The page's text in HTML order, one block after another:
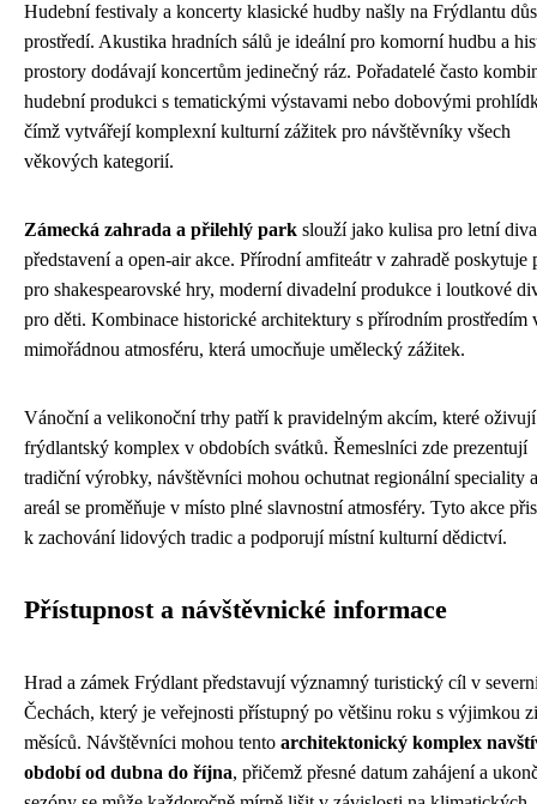
Hudební festivaly a koncerty klasické hudby našly na Frýdlantu
prostředí. Akustika hradních sálů je ideální pro komorní hudbu a
prostory dodávají koncertům jedinečný ráz. Pořadatelé často
hudební produkci s tematickými výstavami nebo dobovými
čímž vytvářejí komplexní kulturní zážitek pro návštěvníky všech
věkových kategorií.
Zámecká zahrada a přilehlý park slouží jako kulisa pro letní
představení a open-air akce. Přírodní amfiteátr v zahradě poskytuje
pro shakespearovské hry, moderní divadelní produkce i loutkové
pro děti. Kombinace historické architektury s přírodním prostředím
mimořádnou atmosféru, která umocňuje umělecký zážitek.
Vánoční a velikonoční trhy patří k pravidelným akcím, které oživují
frýdlantský komplex v obdobích svátků. Řemeslníci zde prezentují
tradiční výrobky, návštěvníci mohou ochutnat regionální speciality
areál se proměňuje v místo plné slavnostní atmosféry. Tyto akce
k zachování lidových tradic a podporují místní kulturní dědictví.
Přístupnost a návštěvnické informace
Hrad a zámek Frýdlant představují významný turistický cíl v
Čechách, který je veřejnosti přístupný po většinu roku s výjimkou
měsíců. Návštěvníci mohou tento architektonický komplex
období od dubna do října, přičemž přesné datum zahájení a